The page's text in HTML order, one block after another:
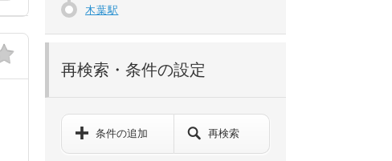
木葉駅
再検索・条件の設定
条件の追加 再検索